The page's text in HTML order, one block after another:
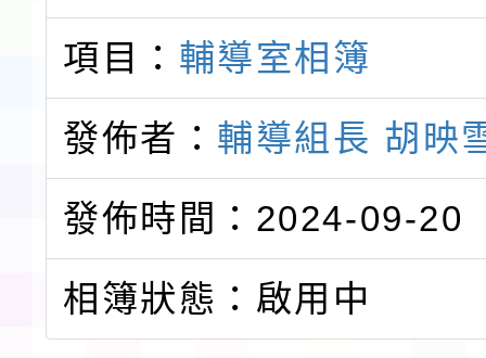
項目： 輔導室相簿
發佈者： 輔導組長 胡映
發佈時間：2024-09-20
相簿狀態：啟用中